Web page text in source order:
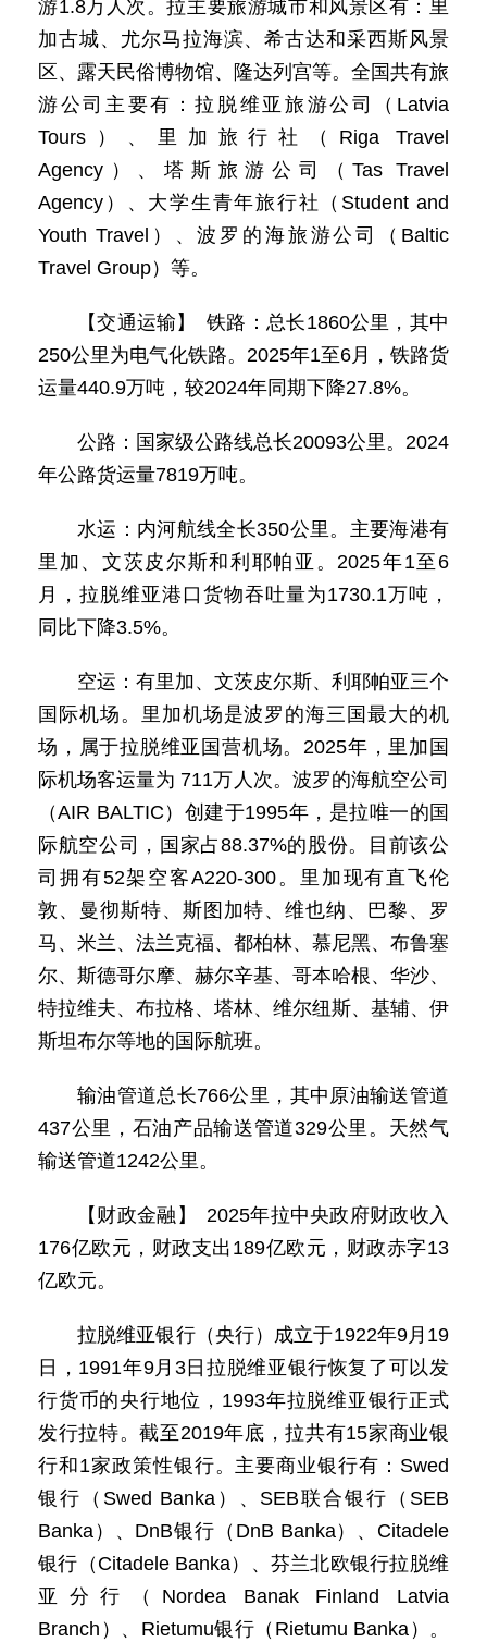
游1.8万人次。拉主要旅游城市和风景区有：里
加古城、尤尔马拉海滨、希古达和采西斯风景
区、露天民俗博物馆、隆达列宫等。全国共有旅
游公司主要有：拉脱维亚旅游公司（Latvia
Tours）、里加旅行社（Riga Travel
Agency）、塔斯旅游公司（Tas Travel
Agency）、大学生青年旅行社（Student and
Youth Travel）、波罗的海旅游公司（Baltic
Travel Group）等。
【交通运输】 铁路：总长1860公里，其中
250公里为电气化铁路。2025年1至6月，铁路货
运量440.9万吨，较2024年同期下降27.8%。
公路：国家级公路线总长20093公里。2024
年公路货运量7819万吨。
水运：内河航线全长350公里。主要海港有
里加、文茨皮尔斯和利耶帕亚。2025年1至6
月，拉脱维亚港口货物吞吐量为1730.1万吨，
同比下降3.5%。
空运：有里加、文茨皮尔斯、利耶帕亚三个
国际机场。里加机场是波罗的海三国最大的机
场，属于拉脱维亚国营机场。2025年，里加国
际机场客运量为 711万人次。波罗的海航空公司
（AIR BALTIC）创建于1995年，是拉唯一的国
际航空公司，国家占88.37%的股份。目前该公
司拥有52架空客A220-300。里加现有直飞伦
敦、曼彻斯特、斯图加特、维也纳、巴黎、罗
马、米兰、法兰克福、都柏林、慕尼黑、布鲁塞
尔、斯德哥尔摩、赫尔辛基、哥本哈根、华沙、
特拉维夫、布拉格、塔林、维尔纽斯、基辅、伊
斯坦布尔等地的国际航班。
输油管道总长766公里，其中原油输送管道
437公里，石油产品输送管道329公里。天然气
输送管道1242公里。
【财政金融】 2025年拉中央政府财政收入
176亿欧元，财政支出189亿欧元，财政赤字13
亿欧元。
拉脱维亚银行（央行）成立于1922年9月19
日，1991年9月3日拉脱维亚银行恢复了可以发
行货币的央行地位，1993年拉脱维亚银行正式
发行拉特。截至2019年底，拉共有15家商业银
行和1家政策性银行。主要商业银行有：Swed
银行（Swed Banka）、SEB联合银行（SEB
Banka）、DnB银行（DnB Banka）、Citadele
银行（Citadele Banka）、芬兰北欧银行拉脱维
亚分行（Nordea Banak Finland Latvia
Branch）、Rietumu银行（Rietumu Banka）。